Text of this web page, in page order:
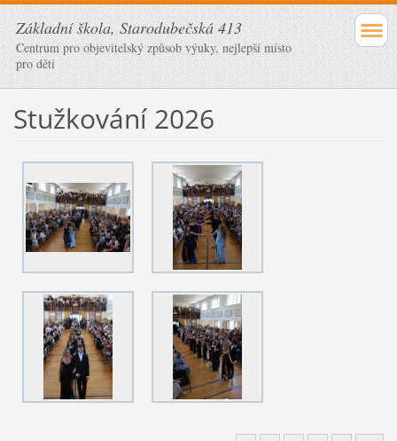
Základní škola, Starodubečská 413
Centrum pro objevitelský způsob výuky, nejlepší místo
pro děti
Stužkování 2026